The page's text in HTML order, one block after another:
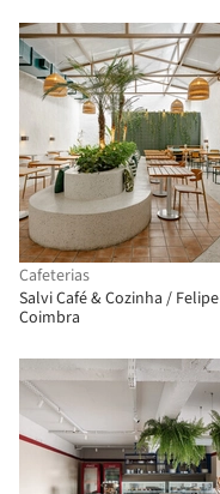
Cafeterias
Salvi Café & Cozinha / Felipe
Coimbra